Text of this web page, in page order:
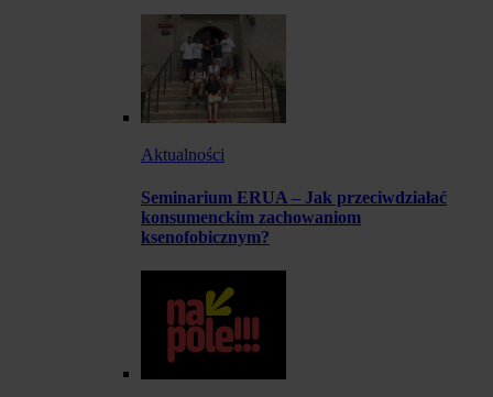
Aktualności
Seminarium ERUA – Jak przeciwdziałać
konsumenckim zachowaniom
ksenofobicznym?